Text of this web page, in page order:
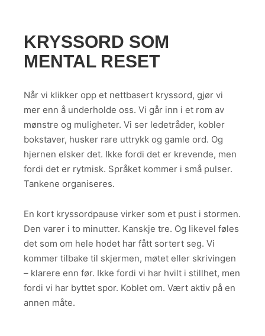
KRYSSORD SOM
MENTAL RESET
Når vi klikker opp et nettbasert kryssord, gjør vi
mer enn å underholde oss. Vi går inn i et rom av
mønstre og muligheter. Vi ser ledetråder, kobler
bokstaver, husker rare uttrykk og gamle ord. Og
hjernen elsker det. Ikke fordi det er krevende, men
fordi det er rytmisk. Språket kommer i små pulser.
Tankene organiseres.
En kort kryssordpause virker som et pust i stormen.
Den varer i to minutter. Kanskje tre. Og likevel føles
det som om hele hodet har fått sortert seg. Vi
kommer tilbake til skjermen, møtet eller skrivingen
– klarere enn før. Ikke fordi vi har hvilt i stillhet, men
fordi vi har byttet spor. Koblet om. Vært aktiv på en
annen måte.